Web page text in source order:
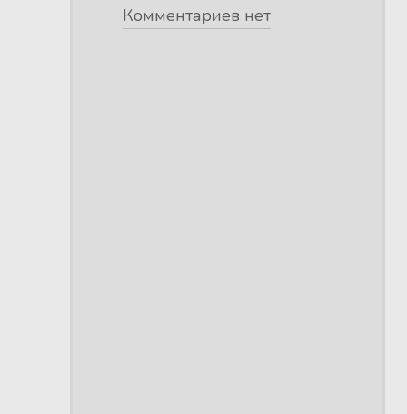
Комментариев нет